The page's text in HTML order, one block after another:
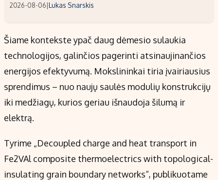
2026-08-06|Lukas Snarskis
Šiame kontekste ypač daug dėmesio sulaukia
technologijos, galinčios pagerinti atsinaujinančios
energijos efektyvumą. Mokslininkai tiria įvairiausius
sprendimus – nuo naujų saulės modulių konstrukcijų
iki medžiagų, kurios geriau išnaudoja šilumą ir
elektrą.
Tyrime „Decoupled charge and heat transport in
Fe2VAl composite thermoelectrics with topological-
insulating grain boundary networks“, publikuotame